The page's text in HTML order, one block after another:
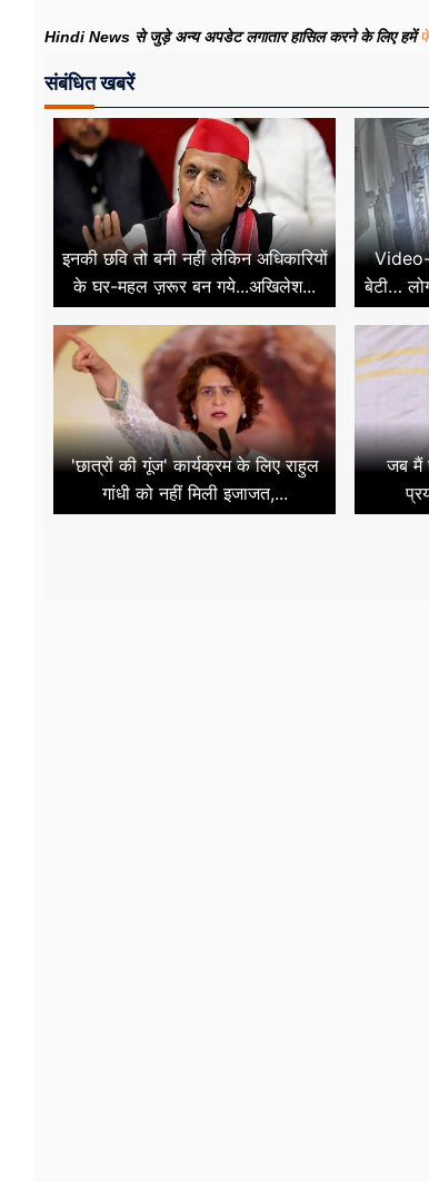
Hindi News से जुड़े अन्य अपडेट लगातार हासिल करने के लिए हमें
संबंधित खबरें
इनकी छवि तो बनी नहीं लेकिन अधिकारियों
के घर-महल ज़रूर बन गये...अखिलेश...
Video-
बेटी…
'छात्रों की गूंज' कार्यक्रम के लिए राहुल
गांधी को नहीं मिली इजाजत,...
जब मैं